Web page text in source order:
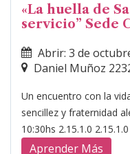
«La huella de
servicio” Sede
Abrir: 3 de
Daniel Muñoz
Un encuentro con la
sencillez y fraternidad
10:30hs 2.15.1.0 2.15.1.0
Aprender Más